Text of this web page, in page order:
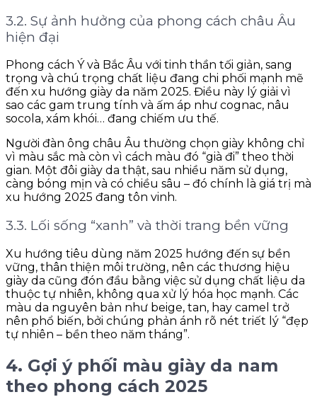
3.2. Sự ảnh hưởng của phong cách châu Âu
hiện đại
Phong cách Ý và Bắc Âu với tinh thần tối giản, sang
trọng và chú trọng chất liệu đang chi phối mạnh mẽ
đến xu hướng giày da năm 2025. Điều này lý giải vì
sao các gam trung tính và ấm áp như cognac, nâu
socola, xám khói… đang chiếm ưu thế.
Người đàn ông châu Âu thường chọn giày không chỉ
vì màu sắc mà còn vì cách màu đó “già đi” theo thời
gian. Một đôi giày da thật, sau nhiều năm sử dụng,
càng bóng mịn và có chiều sâu – đó chính là giá trị mà
xu hướng 2025 đang tôn vinh.
3.3. Lối sống “xanh” và thời trang bền vững
Xu hướng tiêu dùng năm 2025 hướng đến sự bền
vững, thân thiện môi trường, nên các thương hiệu
giày da cũng đón đầu bằng việc sử dụng chất liệu da
thuộc tự nhiên, không qua xử lý hóa học mạnh. Các
màu da nguyên bản như beige, tan, hay camel trở
nên phổ biến, bởi chúng phản ánh rõ nét triết lý “đẹp
tự nhiên – bền theo năm tháng”.
4. Gợi ý phối màu giày da nam
theo phong cách 2025